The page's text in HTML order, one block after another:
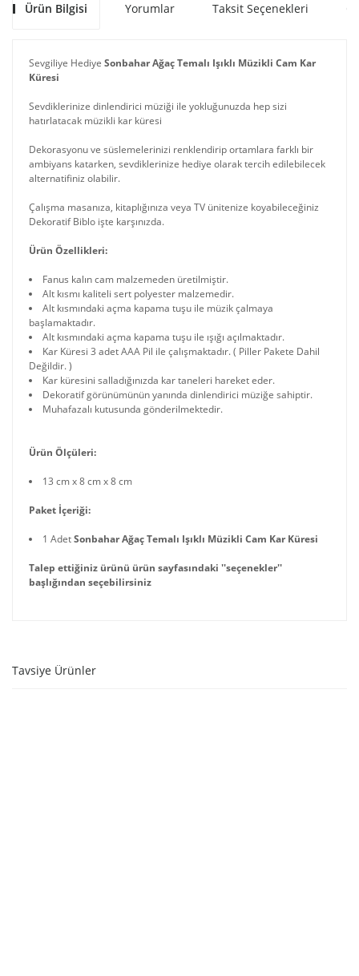
Ürün Bilgisi Yorumlar Taksit Seçenekleri
Sevgiliye Hediye Sonbahar Ağaç Temalı Işıklı Müzikli Cam Kar
Küresi
Sevdiklerinize dinlendirici müziği ile yokluğunuzda hep sizi
hatırlatacak müzikli kar küresi
Dekorasyonu ve süslemelerinizi renklendirip ortamlara farklı bir
ambiyans katarken, sevdiklerinize hediye olarak tercih edilebilecek
alternatifiniz olabilir.
Çalışma masanıza, kitaplığınıza veya TV ünitenize koyabileceğiniz
Dekoratif Biblo işte karşınızda.
Ürün Özellikleri:
Fanus kalın cam malzemeden üretilmiştir.
Alt kısmı kaliteli sert polyester malzemedir.
Alt kısmındaki açma kapama tuşu ile müzik çalmaya
başlamaktadır.
Alt kısmındaki açma kapama tuşu ile ışığı açılmaktadır.
Kar Küresi 3 adet AAA Pil ile çalışmaktadır. ( Piller Pakete Dahil
Değildir. )
Kar küresini salladığınızda kar taneleri hareket eder.
Dekoratif görünümünün yanında dinlendirici müziğe sahiptir.
Muhafazalı kutusunda gönderilmektedir.
Ürün Ölçüleri:
13 cm x 8 cm x 8 cm
Paket İçeriği:
1 AdetSonbahar Ağaç Temalı Işıklı Müzikli Cam Kar Küresi
Talep ettiğiniz ürünü ürün sayfasındaki ''seçenekler''
başlığından seçebilirsiniz
Tavsiye Ürünler